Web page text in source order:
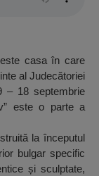
casa în care
al Judecătoriei
– 18 septembrie
este o parte a
la începutul
bulgar specific
și sculptate,